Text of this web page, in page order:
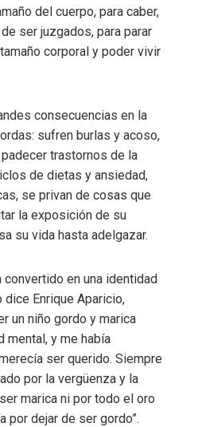
del cuerpo, para caber,
ser juzgados, para parar
corporal y poder vivir
consecuencias en la
sufren burlas y acoso,
trastornos de la
de dietas y ansiedad,
se privan de cosas que
la exposición de su
su vida hasta adelgazar.
en una identidad
dice Enrique Aparicio,
un niño gordo y marica
mental, y me había
ser querido. Siempre
por la vergüenza y la
marica ni por todo el oro
por dejar de ser gordo”.